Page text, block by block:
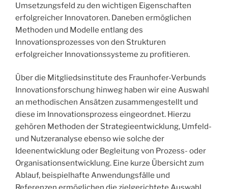
Umsetzungsfeld zu den wichtigen Eigenschaften
erfolgreicher Innovatoren. Daneben ermöglichen
Methoden und Modelle entlang des
Innovationsprozesses von den Strukturen
erfolgreicher Innovationssysteme zu profitieren.
Über die Mitgliedsinstitute des Fraunhofer-Verbunds
Innovationsforschung hinweg haben wir eine Auswahl
an methodischen Ansätzen zusammengestellt und
diese im Innovationsprozess eingeordnet. Hierzu
gehören Methoden der Strategieentwicklung, Umfeld-
und Nutzeranalyse ebenso wie solche der
Ideenentwicklung oder Begleitung von Prozess- oder
Organisationsentwicklung. Eine kurze Übersicht zum
Ablauf, beispielhafte Anwendungsfälle und